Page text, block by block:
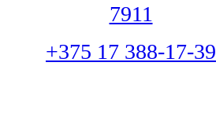
7911
+375 17 388-17-39